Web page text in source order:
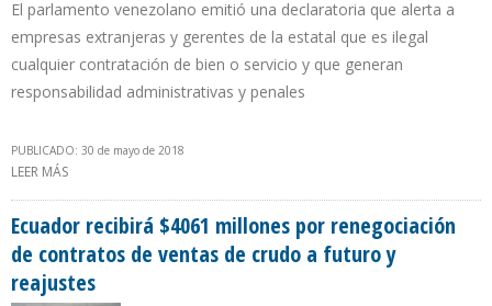
El parlamento venezolano emitió una declaratoria que alerta a
empresas extranjeras y gerentes de la estatal que es ilegal
cualquier contratación de bien o servicio y que generan
responsabilidad administrativas y penales
PUBLICADO: 30 de mayo de 2018
LEER MÁS
Ecuador recibirá $4061 millones por renegociación
de contratos de ventas de crudo a futuro y
reajustes